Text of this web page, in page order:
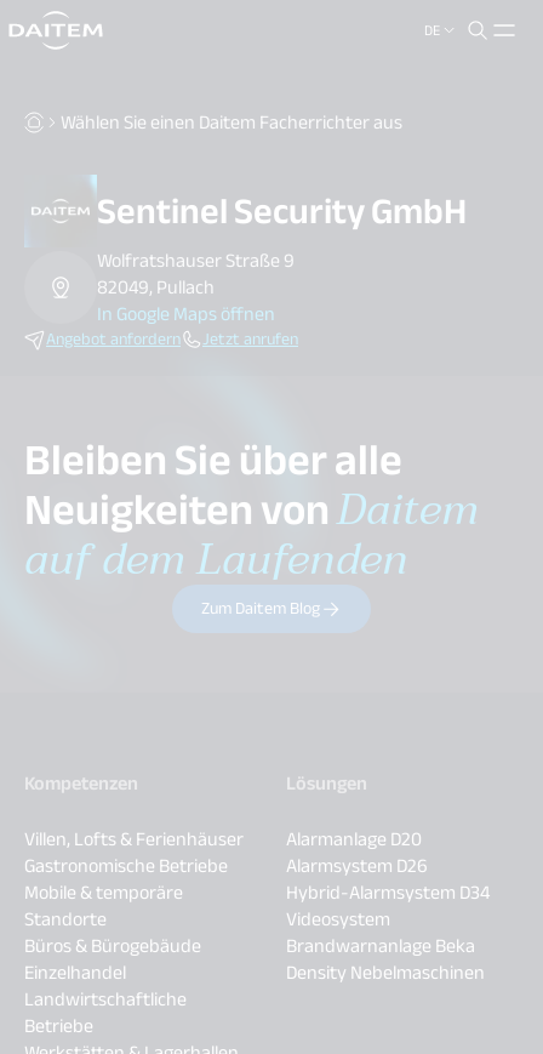
DE
search.label
Wählen Sie einen Daitem Facherrichter aus
Sentinel Security GmbH
Wolfratshauser Straße 9
82049, Pullach
In Google Maps öffnen
Angebot anfordern Jetzt anrufen
Bleiben Sie über alle
Neuigkeiten vonDaitem
auf dem Laufenden
Zum Daitem Blog
Kompetenzen
Villen, Lofts & Ferienhäuser
Gastronomische Betriebe
Mobile & temporäre
Standorte
Büros & Bürogebäude
Einzelhandel
Landwirtschaftliche
Betriebe
Lösungen
Alarmanlage D20
Alarmsystem D26
Hybrid-Alarmsystem D34
Videosystem
Brandwarnanlage Beka
Density Nebelmaschinen